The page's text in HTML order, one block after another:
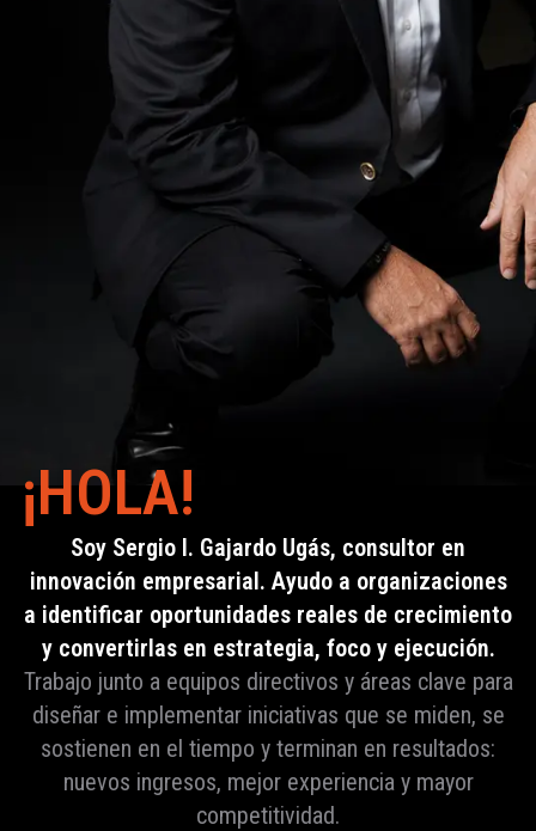
¡HOLA!
Soy Sergio I. Gajardo Ugás, consultor en
innovación empresarial. Ayudo a organizaciones
a identificar oportunidades reales de crecimiento
y convertirlas en estrategia, foco y ejecución.
Trabajo junto a equipos directivos y áreas clave para
diseñar e implementar iniciativas que se miden, se
sostienen en el tiempo y terminan en resultados:
nuevos ingresos, mejor experiencia y mayor
competitividad.